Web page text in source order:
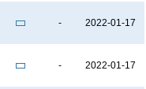
- 2022-01-17
- 2022-01-17